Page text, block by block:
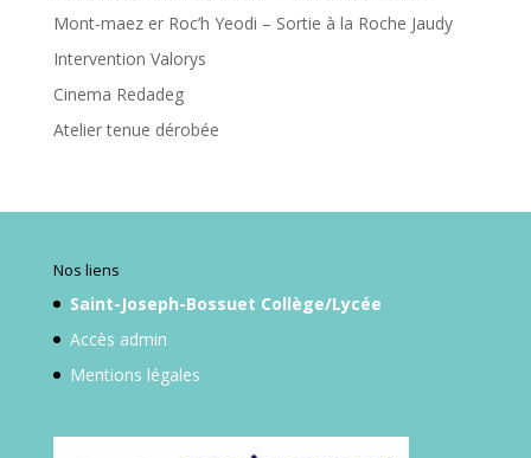
Mont-maez er Roc’h Yeodi – Sortie à la Roche Jaudy
Intervention Valorys
Cinema Redadeg
Atelier tenue dérobée
Nos liens
Saint-Joseph-Bossuet Collège/Lycée
Accès admin
Mentions légales